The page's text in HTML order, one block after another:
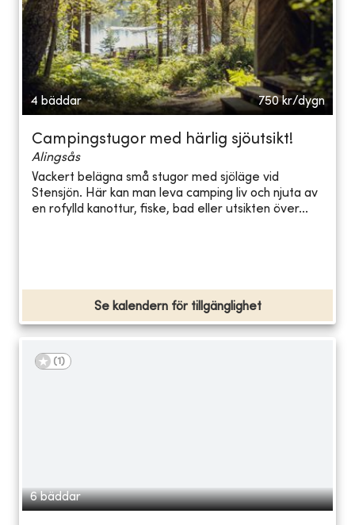
4 bäddar 750 kr/dygn
Campingstugor med härlig sjöutsikt!
Alingsås
Vackert belägna små stugor med sjöläge vid
Stensjön. Här kan man leva camping liv och njuta av
en rofylld kanottur, fiske, bad eller utsikten över...
Se kalendern för tillgänglighet
(1 )
6 bäddar